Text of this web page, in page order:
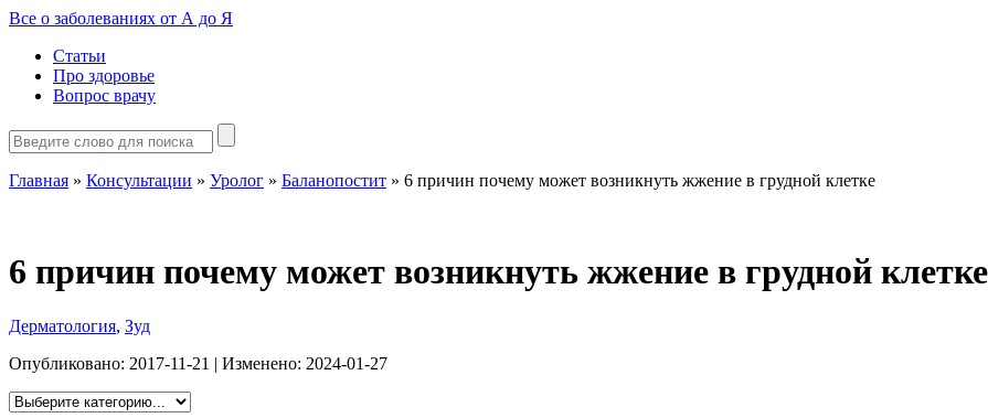
Все о заболеваниях от А до Я
Статьи
Про здоровье
Вопрос врачу
Главная » Консультации » Уролог » Баланопостит » 6 причин почему может возникнуть жжение в грудной клетке
6 причин почему может возникнуть жжение в грудной клетке
Дерматология, Зуд
Опубликовано: 2017-11-21 | Изменено: 2024-01-27